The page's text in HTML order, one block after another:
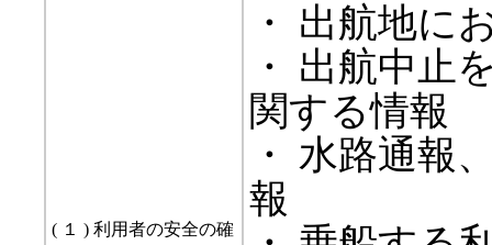
( １ ) 利用者の安全の確
・ 出航地に
・ 出航中止
関する情報
・ 水路通報
報